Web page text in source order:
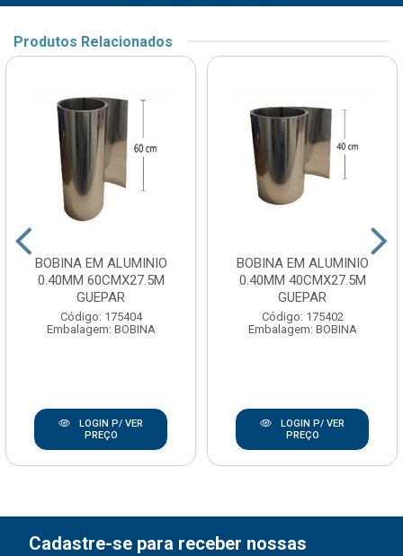
Produtos Relacionados
BOBINA EM ALUMINIO
0.40MM 60CMX27.5M
GUEPAR
Código: 175404
Embalagem: BOBINA
LOGIN P/ VER
PREÇO
BOBINA EM ALUMINIO
0.40MM 40CMX27.5M
GUEPAR
Código: 175402
Embalagem: BOBINA
LOGIN P/ VER
PREÇO
Cadastre-se para receber nossas